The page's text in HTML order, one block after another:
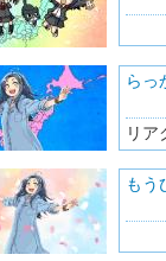
らっ
リア
もう